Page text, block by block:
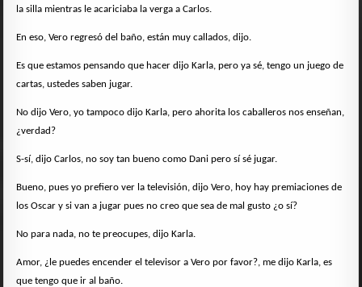
la silla mientras le acariciaba la verga a Carlos.
En eso, Vero regresó del baño, están muy callados, dijo.
Es que estamos pensando que hacer dijo Karla, pero ya sé, tengo un juego de
cartas, ustedes saben jugar.
No dijo Vero, yo tampoco dijo Karla, pero ahorita los caballeros nos enseñan,
¿verdad?
S-sí, dijo Carlos, no soy tan bueno como Dani pero sí sé jugar.
Bueno, pues yo prefiero ver la televisión, dijo Vero, hoy hay premiaciones de
los Oscar y si van a jugar pues no creo que sea de mal gusto ¿o sí?
No para nada, no te preocupes, dijo Karla.
Amor, ¿le puedes encender el televisor a Vero por favor?, me dijo Karla, es
que tengo que ir al baño.